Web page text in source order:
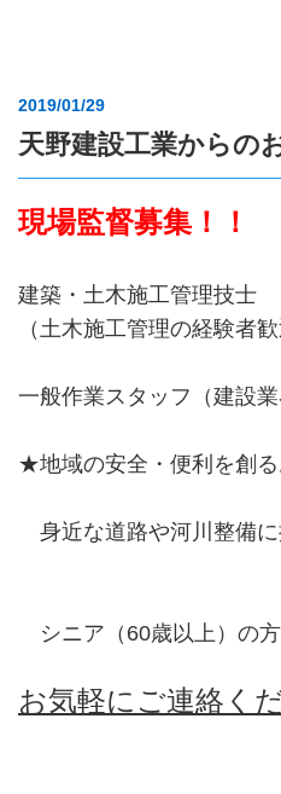
2019/01/29
天野建設工業からの
現場監督募集！！
建築・土木施工管理技士
（土木施工管理の経験者
一般作業スタッフ（建設
★地域の安全・便利を創
身近な道路や河川整備
シニア（60歳以上）の
お気軽にご連絡く